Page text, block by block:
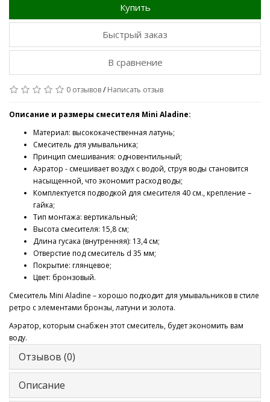
Купить
Быстрый заказ
В сравнение
0 отзывов/Написать отзыв
Описание и размеры смесителя Mini Aladine:
Материал: высококачественная латунь;
Смеситель для умывальника;
Принцип смешивания: одновентильный;
Аэратор - смешивает воздух с водой, струя воды становится
насыщенной, что экономит расход воды;
Комплектуется подводкой для смесителя 40 cм., крепление –
гайка;
Тип монтажа: вертикальный;
Высота смесителя: 15,8 см;
Длина гусака (внутренняя): 13,4 см;
Отверстие под смеситель d 35 мм;
Покрытие: глянцевое;
Цвет: бронзовый.
Смеситель Mini Aladine – хорошо подходит для умывальников в стиле
ретро с элементами бронзы, латуни и золота.
Аэратор, которым снабжен этот смеситель, будет экономить вам
воду.
Отзывов (0)
Описание